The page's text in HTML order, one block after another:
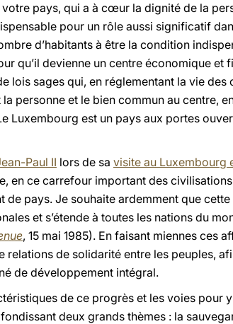
pays, qui a à cœur la dignité de la
pour un rôle aussi significatif
d’habitants à être la condition
qu’il devienne un centre économique et
lois sages qui, en réglementant la vie
personne et le bien commun au centre,
Luxembourg est un pays aux portes
Paul II lors de sa visite au Luxembourg
en ce carrefour important des
pays. Je souhaite ardemment que
et s’étende à toutes les nations du
, 15 mai 1985). En faisant miennes ces
relations de solidarité entre les peuples,
de développement intégral.
de ce progrès et les voies pour
deux grands thèmes : la